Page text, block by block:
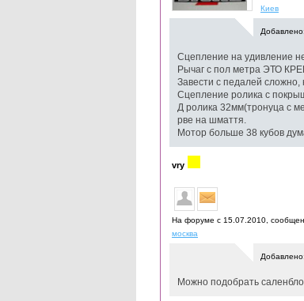
Киев
Сцепление на удивление
Рычаг с пол метра ЭТО
Завести с педалей
Сцепление ролика с
Д ролика 32мм(тронуца с
рве на шмаття.
Мотор больше 38 кубов
vry
На форуме с 15.07.2010,
москва
Можно подобрать